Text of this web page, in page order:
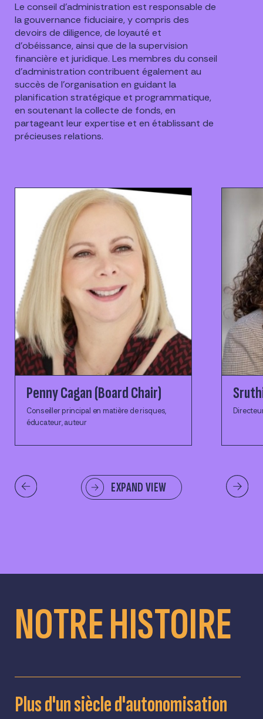
Le conseil d'administration est responsable de
la gouvernance fiduciaire, y compris des
devoirs de diligence, de loyauté et
d'obéissance, ainsi que de la supervision
financière et juridique. Les membres du conseil
d'administration contribuent également au
succès de l'organisation en guidant la
planification stratégique et programmatique,
en soutenant la collecte de fonds, en
partageant leur expertise et en établissant de
précieuses relations.
Penny Cagan (Board Chair)
Conseiller principal en matière de risques,
éducateur, auteur
EXPAND VIEW
NOTRE HISTOIRE
Plus d'un siècle d'autonomisation